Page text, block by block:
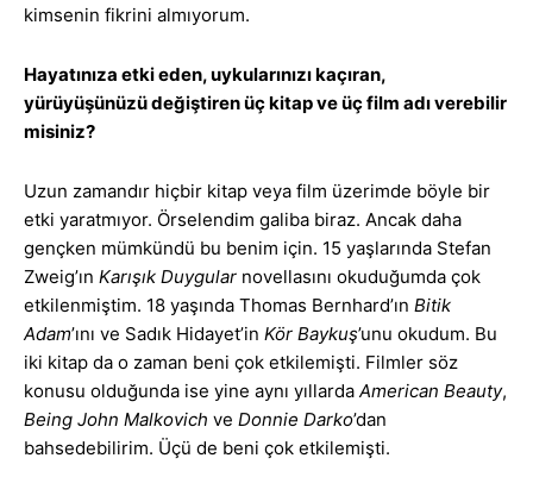
kimsenin fikrini almıyorum.
Hayatınıza etki eden, uykularınızı kaçıran,
yürüyüşünüzü değiştiren üç kitap ve üç film adı verebilir
misiniz?
Uzun zamandır hiçbir kitap veya film üzerimde böyle bir
etki yaratmıyor. Örselendim galiba biraz. Ancak daha
gençken mümkündü bu benim için. 15 yaşlarında Stefan
Zweig’ın Karışık Duygular novellasını okuduğumda çok
etkilenmiştim. 18 yaşında Thomas Bernhard’ın Bitik
Adam’ını ve Sadık Hidayet’in Kör Baykuş’unu okudum. Bu
iki kitap da o zaman beni çok etkilemişti. Filmler söz
konusu olduğunda ise yine aynı yıllarda American Beauty,
Being John Malkovich ve Donnie Darko’dan
bahsedebilirim. Üçü de beni çok etkilemişti.